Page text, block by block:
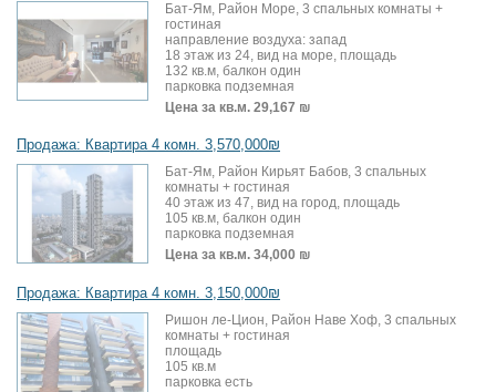
Бат-Ям, Район Море, 3 спальных комнаты +
гостиная
направление воздуха: запад
18 этаж из 24, вид на море, площадь
132 кв.м, балкон один
парковка подземная
Цена за кв.м. 29,167 ₪
Продажа: Квартира 4 комн. 3,570,000₪
Бат-Ям, Район Кирьят Бабов, 3 спальных
комнаты + гостиная
40 этаж из 47, вид на город, площадь
105 кв.м, балкон один
парковка подземная
Цена за кв.м. 34,000 ₪
Продажа: Квартира 4 комн. 3,150,000₪
Ришон ле-Цион, Район Наве Хоф, 3 спальных
комнаты + гостиная
площадь
105 кв.м
парковка есть